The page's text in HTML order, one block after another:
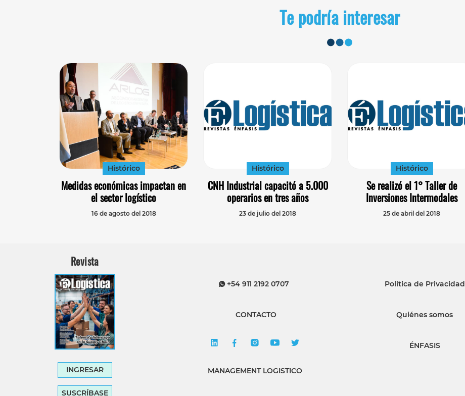
Te podría interesar
Histórico
Medidas económicas impactan en
el sector logístico
16 de agosto del 2018
Histórico
CNH Industrial capacitó a 5.000
operarios en tres años
23 de julio del 2018
Histórico
Se realizó el 1° Taller de
Inversiones Intermodales
25 de abril del 2018
Revista
INGRESAR
SUSCRÍBASE
+54 911 2192 0707
CONTACTO
MANAGEMENT LOGISTICO
Política de Privacidad
Quiénes somos
ÉNFASIS